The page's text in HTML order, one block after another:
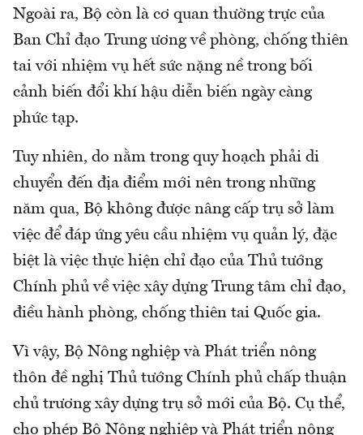
Ngoài ra, Bộ còn là cơ quan thường trực của
Ban Chỉ đạo Trung ương về phòng, chống thiên
tai với nhiệm vụ hết sức nặng nề trong bối
cảnh biến đổi khí hậu diễn biến ngày càng
phức tạp.
Tuy nhiên, do nằm trong quy hoạch phải di
chuyển đến địa điểm mới nên trong những
năm qua, Bộ không được nâng cấp trụ sở làm
việc để đáp ứng yêu cầu nhiệm vụ quản lý, đặc
biệt là việc thực hiện chỉ đạo của Thủ tướng
Chính phủ về việc xây dựng Trung tâm chỉ đạo,
điều hành phòng, chống thiên tai Quốc gia.
Vì vậy, Bộ Nông nghiệp và Phát triển nông
thôn đề nghị Thủ tướng Chính phủ chấp thuận
chủ trương xây dựng trụ sở mới của Bộ. Cụ thể,
cho phép Bộ Nông nghiệp và Phát triển nông